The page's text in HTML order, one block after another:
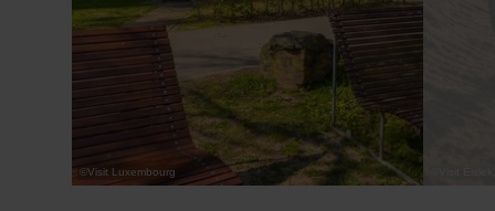
©Visit Luxembourg